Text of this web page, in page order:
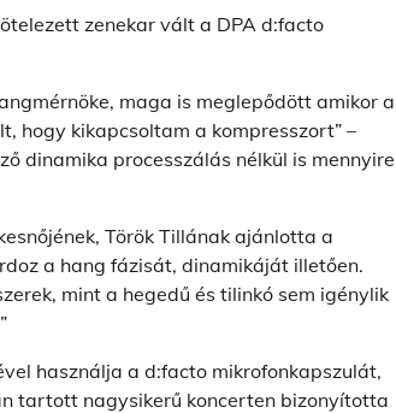
zenekar vált a DPA d:facto
maga is meglepődött amikor a
hogy kikapcsoltam a kompresszort” –
dinamika processzálás nélkül is mennyire
Török Tillának ajánlotta a
a hang fázisát, dinamikáját illetően.
mint a hegedű és tilinkó sem igénylik
használja a d:facto mikrofonkapszulát,
tartott nagysikerű koncerten bizonyította